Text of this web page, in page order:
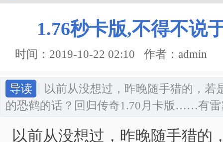
1.76秒卡版,不得不说
时间：2019-10-22 02:10 作者：admin
导读
以前从没想过，昨晚随手猎的，
的恐鹤的话？回归传奇1.70月卡版……有
以前从没想过，昨晚随手猎的